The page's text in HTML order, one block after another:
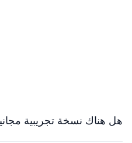
هل هناك نسخة تجريبية